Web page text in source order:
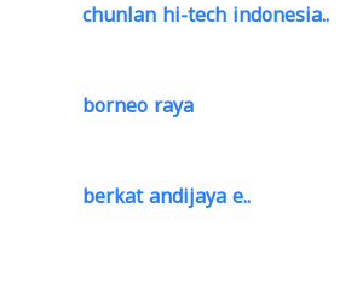
chunlan hi-tech indonesia..
borneo raya
berkat andijaya e..